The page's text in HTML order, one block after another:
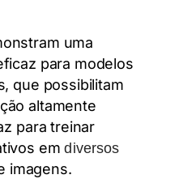
uma
para modelos
que possibilitam
altamente
para treinar
emdiversos
imagens.